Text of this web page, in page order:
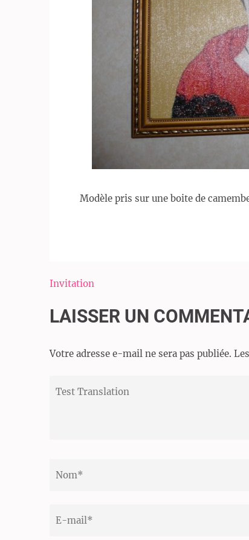
Modèle pris sur une boite de
Navigation
l’article
Invitation
LAISSER UN
Votre adresse e-mail ne sera pas publiée.